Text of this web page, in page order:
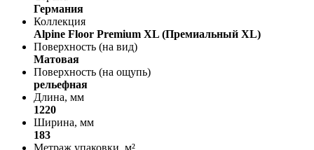
Германия
Коллекция
Alpine Floor Premium XL (Премиальный XL)
Поверхность (на вид)
Матовая
Поверхность (на ощупь)
рельефная
Длина, мм
1220
Ширина, мм
183
Метраж упаковки, м²